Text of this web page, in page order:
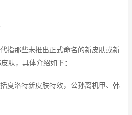
指那些未推出正式命名的新皮肤或新
肤，具体介绍如下：
夏洛特新皮肤特效，公孙离机甲、韩